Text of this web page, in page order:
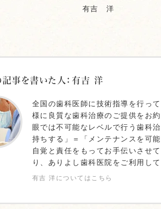
吉 洋
記事を書いた人：有吉 洋
全国の歯科医師に技術指導を行っ
様に良質な歯科治療のご提供をお
眼では不可能なレベルで行う歯科
持ちする」＝「メンテナンスを可
自覚と責任をもってお手伝いさせ
り、ありよし歯科医院をご利用し
有吉 洋についてはこちら